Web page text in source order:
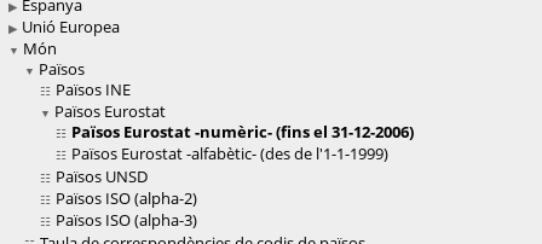
Espanya
Unió Europea
Món
Països
Països INE
Països Eurostat
Països Eurostat -numèric- (fins el 31-12-2006)
Països Eurostat -alfabètic- (des de l'1-1-1999)
Països UNSD
Països ISO (alpha-2)
Països ISO (alpha-3)